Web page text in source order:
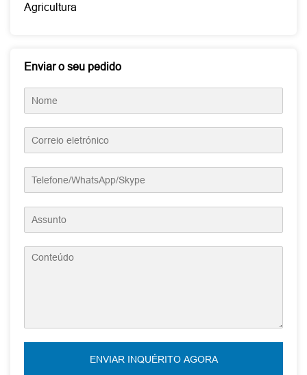
Agricultura
Enviar o seu pedido
ENVIAR INQUÉRITO AGORA